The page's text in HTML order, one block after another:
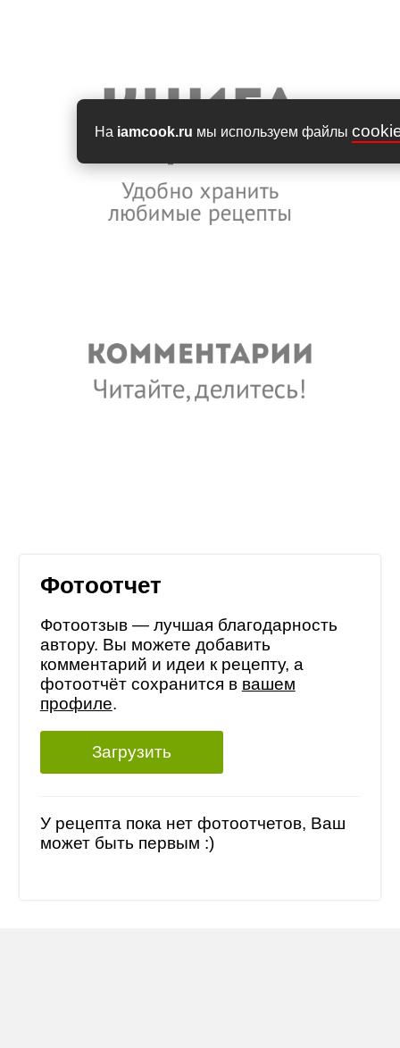
На iamcook.ru мы используем файлы
Фотоотчет
Фотоотзыв — лучшая благодарность
автору. Вы можете добавить
комментарий и идеи к рецепту, а
фотоотчёт сохранится в вашем
профиле.
Загрузить
У рецепта пока нет фотоотчетов, Ваш
может быть первым :)